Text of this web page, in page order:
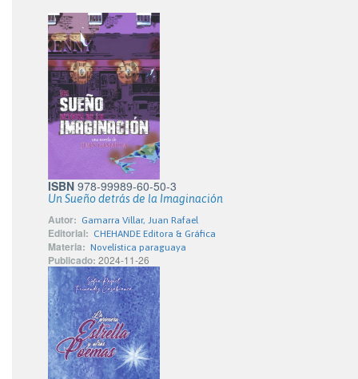
ISBN 978-99989-60-50-3
Un Sueño detrás de la Imaginación
Autor: Gamarra Villar, Juan Rafael
Editorial: CHEHANDE Editora & Gráfica
Materia: Novelística paraguaya
Publicado: 2024-11-26